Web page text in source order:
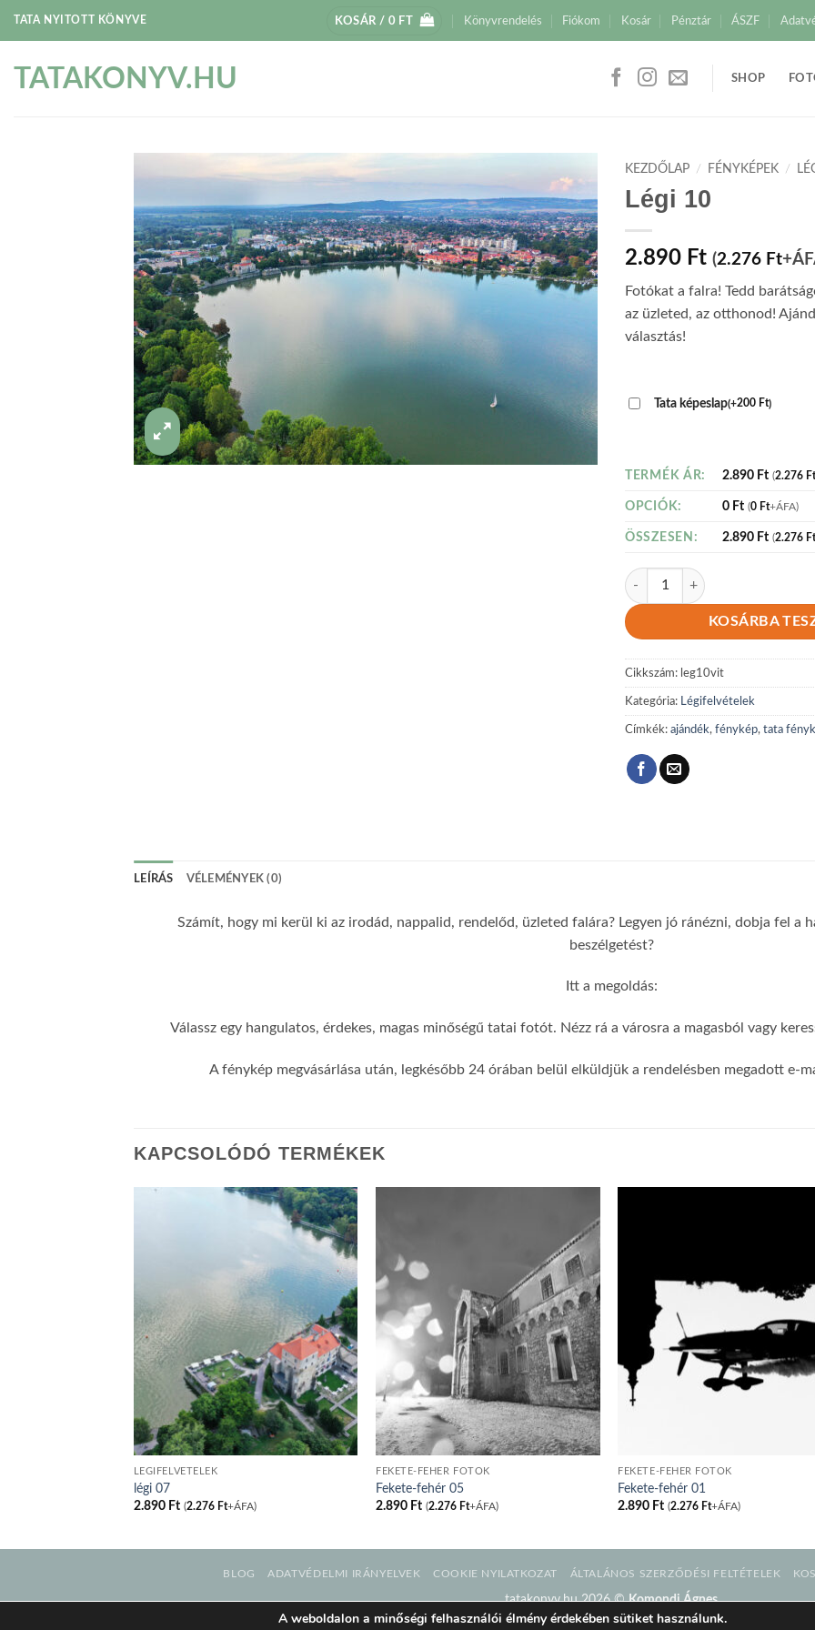
TATA NYITOTT KÖNYVE KOSÁR / 0 FT Könyvrendelés Fiókom Kosár Pénztár ÁSZF
TATAKONYV.HU SHOP
KEZDŐLAP / FÉNYKÉPEK /
Légi 10
2.890 Ft (2.276 Ft
Fotókat a falra! Tedd
az üzleted, az otthonod!
választás!
Tata képeslap(+200 Ft)
TERMÉK ÁR: 2.890 Ft (2.276
OPCIÓK: 0 Ft (0 Ft+ÁFA)
ÖSSZESEN: 2.890 Ft (2.276
Légi 10 mennyiség
KOSÁRBA
Cikkszám: leg10vit
Kategória: Légifelvételek
Címkék: ajándék, fénykép, tata
LEÍRÁS VÉLEMÉNYEK (0)
Számít, hogy mi kerül ki az irodád, nappalid, rendelőd, üzleted falára? Legyen jó ránézni, dobja fel a
beszélgetést?
Itt a megoldás:
Válassz egy hangulatos, érdekes, magas minőségű tatai fotót. Nézz rá a városra a magasból vagy
A fénykép megvásárlása után, legkésőbb 24 órában belül elküldjük a rendelésben megadott e-
KAPCSOLÓDÓ TERMÉKEK
LÉGIFELVÉTELEK
légi 07
2.890 Ft (2.276 Ft+ÁFA)
FEKETE-FEHÉR FOTÓK
Fekete-fehér 05
2.890 Ft (2.276 Ft+ÁFA)
FEKETE-FEHÉR FOTÓK
Fekete-fehér 01
2.890 Ft (2.276 Ft+ÁFA)
BLOG ADATVÉDELMI IRÁNYELVEK COOKIE NYILATKOZAT ÁLTALÁNOS SZERZŐDÉSI FELTÉTELEK
tatakonyv.hu 2026 ©Komondi Ágnes
A weboldalon a minőségi felhasználói élmény érdekében sütiket használunk.